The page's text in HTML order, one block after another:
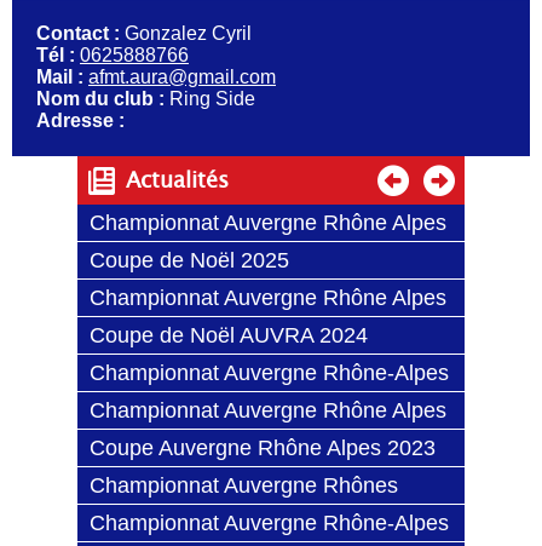
Contact : Gonzalez Cyril
Tél : 0625888766
Mail : afmt.aura@gmail.com
Nom du club : Ring Side
Adresse :
Actualités
Championnat Auvergne Rhône Alpes
2026
Coupe de Noël 2025
Championnat Auvergne Rhône Alpes
Coupe de Noël AUVRA 2024
Championnat Auvergne Rhône-Alpes
2024
Championnat Auvergne Rhône Alpes
2023
Coupe Auvergne Rhône Alpes 2023
Championnat Auvergne Rhônes
Alpes (13/03/2022)
Championnat Auvergne Rhône-Alpes